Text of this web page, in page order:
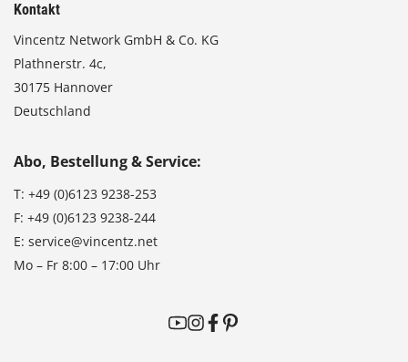
Kontakt
Vincentz Network GmbH & Co. KG
Plathnerstr. 4c,
30175 Hannover
Deutschland
Abo, Bestellung & Service:
T: +49 (0)6123 9238-253
F: +49 (0)6123 9238-244
E: service@vincentz.net
Mo – Fr 8:00 – 17:00 Uhr